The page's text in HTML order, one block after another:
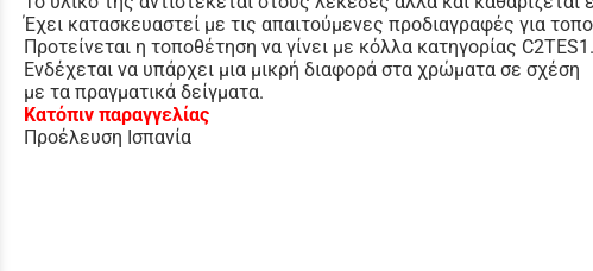
Έχει κατασκευαστεί με τις απαιτούμενες προδιαγραφές για
Προτείνεται η τοποθέτηση να γίνει με κόλλα κατηγορίας C2TES1.
Ενδέχεται να υπάρχει μια μικρή διαφορά στα χρώματα σε σχέση
με τα πραγματικά δείγματα.
Κατόπιν παραγγελίας
Προέλευση Ισπανία